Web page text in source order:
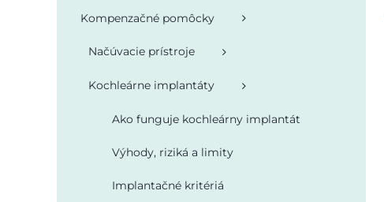
Kompenzačné pomôcky
Načúvacie prístroje
Kochleárne implantáty
Ako funguje kochleárny implantát
Výhody, riziká a limity
Implantačné kritériá